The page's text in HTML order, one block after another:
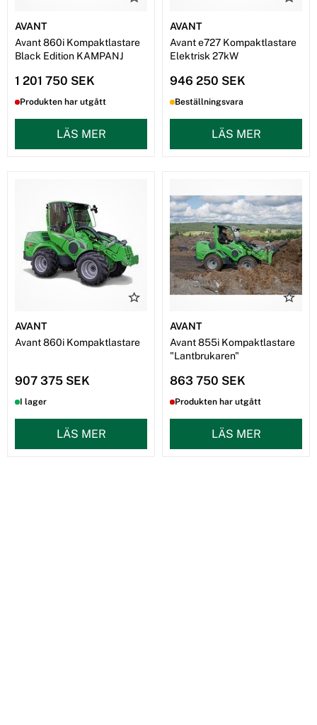
AVANT
Avant 860i Kompaktlastare
Black Edition KAMPANJ
1 201 750 SEK
Produkten har utgått
LÄS MER
AVANT
Avant e727 Kompaktlastare
Elektrisk 27kW
946 250 SEK
Beställningsvara
LÄS MER
AVANT
Avant 860i Kompaktlastare
907 375 SEK
I lager
LÄS MER
AVANT
Avant 855i Kompaktlastare
"Lantbrukaren"
863 750 SEK
Produkten har utgått
LÄS MER